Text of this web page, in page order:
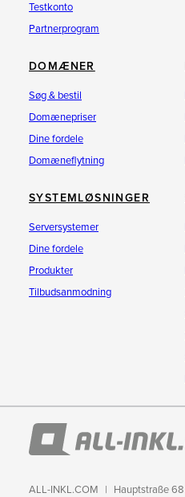
Testkonto
Partnerprogram
DOMÆNER
Søg & bestil
Domænepriser
Dine fordele
Domæneflytning
SYSTEMLØSNINGER
Serversystemer
Dine fordele
Produkter
Tilbudsanmodning
ALL-INKL.COM Hauptstraße 68